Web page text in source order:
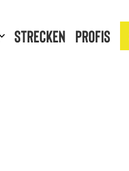
Strecken Profis